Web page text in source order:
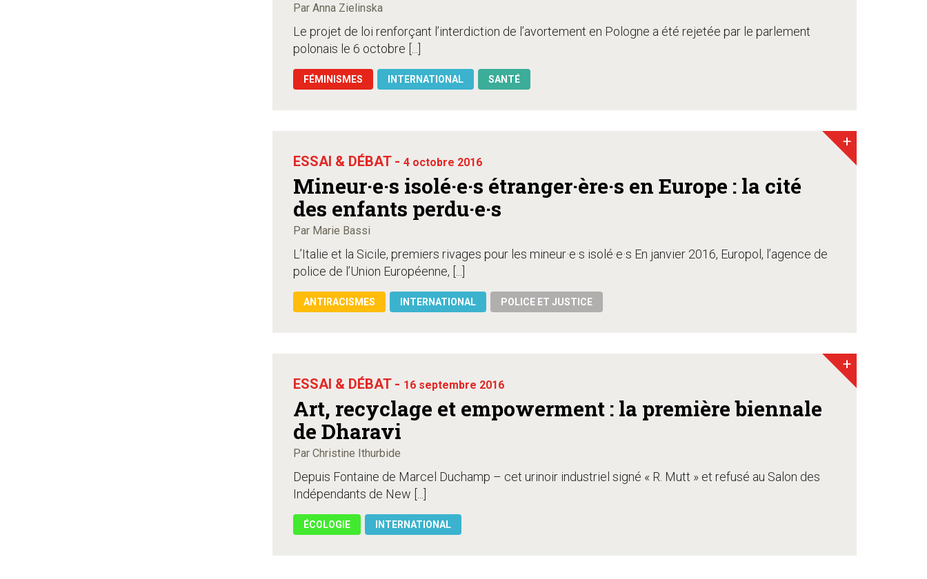
Par Anna Zielinska
Le projet de loi renforçant l’interdiction de l’avortement en Pologne a été rejetée par le parlement
polonais le 6 octobre [...]
FÉMINISMES INTERNATIONAL SANTÉ
ESSAI & DÉBAT - 4 octobre 2016
Mineur·e·s isolé·e·s étranger·ère·s en Europe : la cité
des enfants perdu·e·s
Par Marie Bassi
L’Italie et la Sicile, premiers rivages pour les mineur·e·s isolé·e·s En janvier 2016, Europol, l’agence de
police de l’Union Européenne, [...]
ANTIRACISMES INTERNATIONAL POLICE ET JUSTICE
+
ESSAI & DÉBAT - 16 septembre 2016
Art, recyclage et empowerment : la première biennale
de Dharavi
Par Christine Ithurbide
Depuis Fontaine de Marcel Duchamp – cet urinoir industriel signé « R. Mutt » et refusé au Salon des
Indépendants de New [...]
ÉCOLOGIE INTERNATIONAL
+